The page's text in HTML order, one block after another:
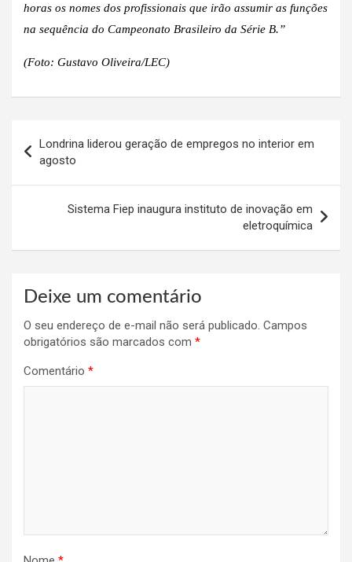
horas os nomes dos profissionais que irão assumir as funções
na sequência do Campeonato Brasileiro da Série B.”
(Foto: Gustavo Oliveira/LEC)
de
Post
Londrina liderou geração de empregos no interior em
agosto
Sistema Fiep inaugura instituto de inovação em
eletroquímica
Deixe um comentário
O seu endereço de e-mail não será publicado. Campos
obrigatórios são marcados com *
Comentário *